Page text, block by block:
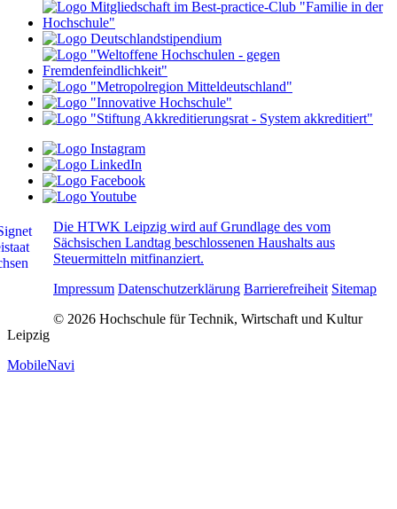
Die HTWK Leipzig wird auf Grundlage des vom
Sächsischen Landtag beschlossenen Haushalts aus
Steuermitteln mitfinanziert.
Impressum Datenschutzerklärung Barrierefreiheit Sitemap
© 2026 Hochschule für Technik, Wirtschaft und Kultur
Leipzig
MobileNavi